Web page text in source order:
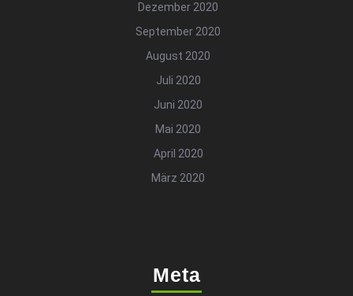
Dezember 2020
September 2020
August 2020
Juli 2020
Juni 2020
Mai 2020
April 2020
März 2020
Meta